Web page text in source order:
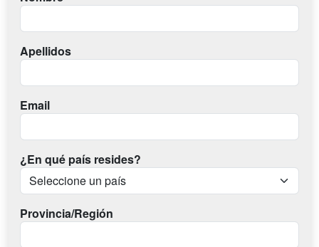
Apellidos
Email
¿En qué país resides?
Provincia/Región